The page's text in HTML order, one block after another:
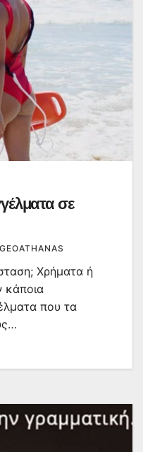
σε
GEOATHANAS
Χρήματα ή
κάποια
που τα